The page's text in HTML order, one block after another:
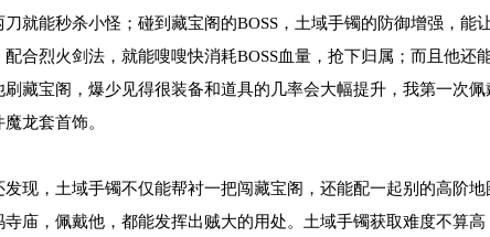
刀就能秒杀小怪；碰到藏宝阁的BOSS，土域手镯的防御‌增强，能
配合烈火剑法，就能嗖嗖快消耗BOSS血量，抢下归属；而且他还
刷藏宝阁，爆少见得很装备和道具的几率会大幅提升，我第一次
魔龙套首饰。
发现，土域手镯不仅能帮衬一把闯藏宝阁，还能配一起别的高阶
寺庙，佩戴他，都能发挥出贼大的用处。土域手镯获取难度不算